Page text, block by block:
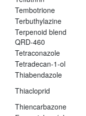
Tembotrione
Terbuthylazine
Terpenoid blend
QRD-460
Tetraconazole
Tetradecan-1-ol
Thiabendazole
Thiacloprid
Thiencarbazone